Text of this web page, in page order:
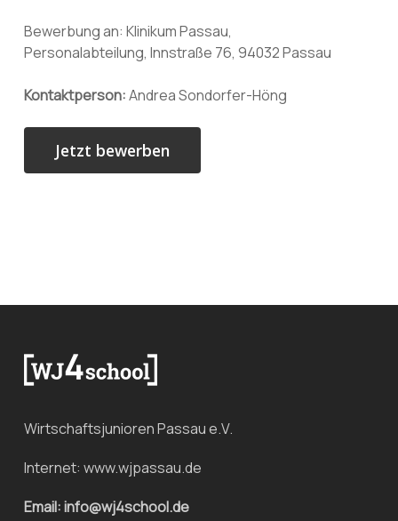
Bewerbung an: Klinikum Passau,
Personalabteilung, Innstraße 76, 94032 Passau
Kontaktperson:Andrea Sondorfer-Höng
Wirtschaftsjunioren Passau e.V.
Internet: www.wjpassau.de
Email: info@wj4school.de